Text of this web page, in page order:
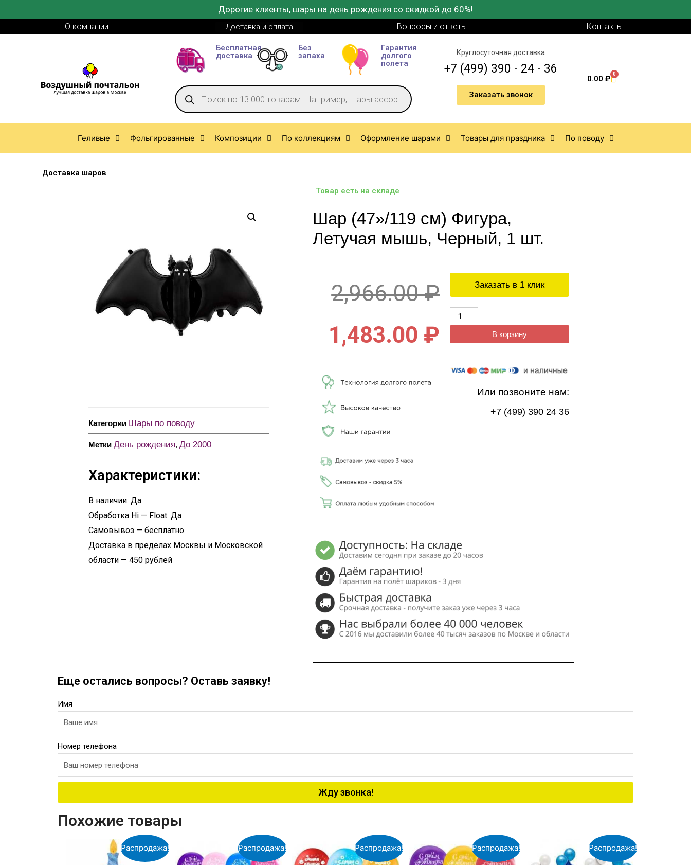
Дорогие клиенты, шары на день рождения со скидкой до 60%!
О компании Доставка и оплата Вопросы и ответы Контакты
Бесплатная
доставка
Без
запаха
Гарантия
долгого
полета
Круглосуточная доставка
+7 (499) 390 - 24 - 36
Заказать звонок
0.00₽ 0
Геливые Фольгированные Композиции По коллекциям Оформление шарами Товары для праздника По поводу
Доставка шаров
Категории Шары по поводу
Метки День рождения, До 2000
Характеристики:
В наличии: Да
Обработка Hi — Float: Да
Самовывоз — бесплатно
Доставка в пределах Москвы и Московской
области — 450 рублей
Товар есть на складе
Шар (47»/119 см) Фигура,
Летучая мышь, Черный, 1 шт.
2,966.00₽
1,483.00 ₽
Заказать в 1 клик
В корзину
Или позвоните нам:
+7 (499) 390 24 36
Еще остались вопросы? Оставь заявку!
Имя
Номер телефона
Жду звонка!
Похожие товары
Распродажа! Распродажа! Распродажа! Распродажа! Распродажа!